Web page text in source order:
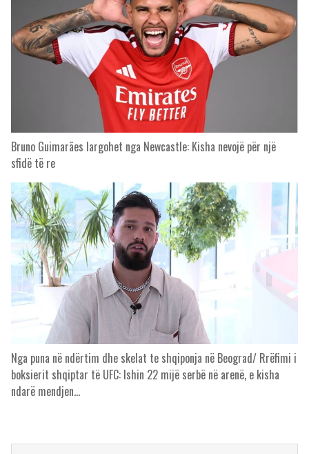
Bruno Guimarães largohet nga Newcastle: Kisha nevojë për një
sfidë të re
Nga puna në ndërtim dhe skelat te shqiponja në Beograd/ Rrëfimi i
boksierit shqiptar të UFC: Ishin 22 mijë serbë në arenë, e kisha
ndarë mendjen…